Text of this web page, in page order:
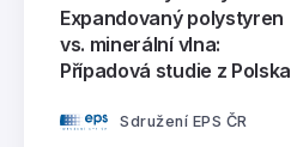
Expandovaný polystyren
vs. minerální vlna:
Případová studie z Polska
Sdružení EPS ČR